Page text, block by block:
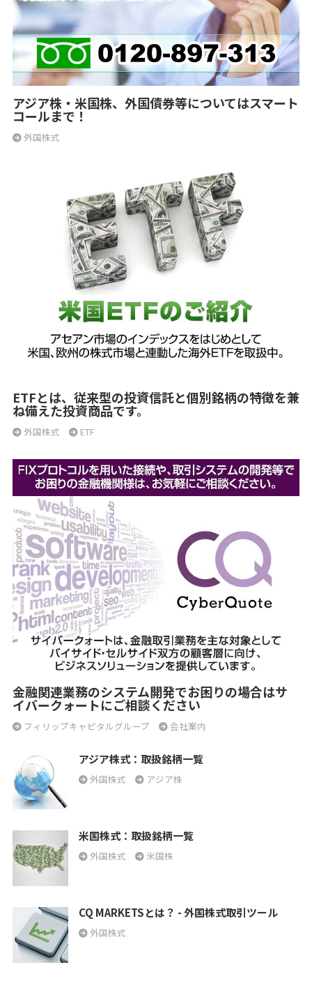
アジア株・米国株、外国債券等についてはスマート
コールまで！
外国株式
ETFとは、従来型の投資信託と個別銘柄の特徴を兼
ね備えた投資商品です。
外国株式 ETF
金融関連業務のシステム開発でお困りの場合はサ
イバークォートにご相談ください
フィリップキャピタルグループ 会社案内
アジア株式：取扱銘柄一覧
外国株式 アジア株
米国株式：取扱銘柄一覧
外国株式 米国株
CQ MARKETSとは？ - 外国株式取引ツール
外国株式